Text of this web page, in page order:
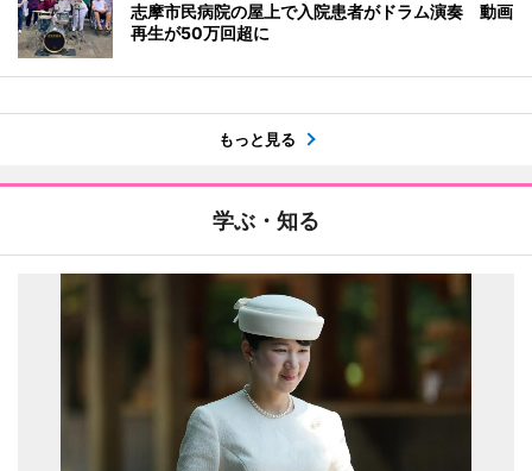
志摩市民病院の屋上で入院患者がドラム演奏 動画
再生が50万回超に
もっと見る
学ぶ・知る